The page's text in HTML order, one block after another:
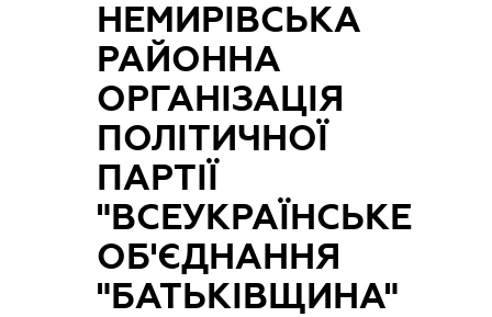
НЕМИРІВСЬКА
РАЙОННА
ОРГАНІЗАЦІЯ
ПОЛІТИЧНОЇ
ПАРТІЇ
"ВСЕУКРАЇНСЬКЕ
ОБ'ЄДНАННЯ
"БАТЬКІВЩИНА"